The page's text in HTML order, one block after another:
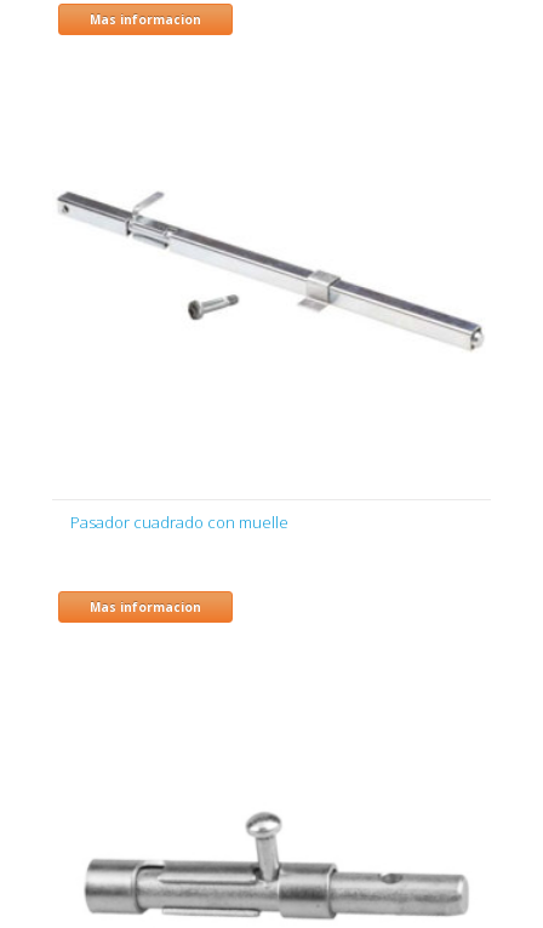
Mas informacion
Pasador cuadrado con muelle
Mas informacion